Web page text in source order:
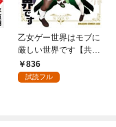
乙女ゲー世界はモブに
厳しい世界です【共和
国編】 ０１
836
試読フル